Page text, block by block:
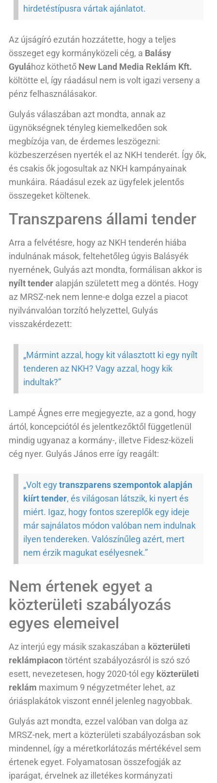
hirdetéstípusra vártak ajánlatot.
Az újságíró ezután hozzátette, hogy a teljes
összeget egy kormányközeli cég, a Balásy
Gyulához köthető New Land Media Reklám Kft.
költötte el, így ráadásul nem is volt igazi verseny a
pénz felhasználásakor.
Gulyás válaszában azt mondta, annak az
ügynökségnek tényleg kiemelkedően sok
megbízója van, de érdemes leszögezni:
közbeszerzésen nyerték el az NKH tenderét. Így ők,
és csakis ők jogosultak az NKH kampányainak
munkáira. Ráadásul ezek az ügyfelek jelentős
összegeket költenek.
Transzparens állami tender
Arra a felvétésre, hogy az NKH tenderén hiába
indulnának mások, feltehetőleg úgyis Balásyék
nyernének, Gulyás azt mondta, formálisan akkor is
nyílt tender alapján született meg a döntés. Hogy
az MRSZ-nek nem lenne-e dolga ezzel a piacot
nyilvánvalóan torzító helyzettel, Gulyás
visszakérdezett:
„Mármint azzal, hogy kit választott ki egy nyílt
tenderen az NKH? Vagy azzal, hogy kik
indultak?”
Lampé Ágnes erre megjegyezte, az a gond, hogy
ártól, koncepciótól és jelentkezőktől függetlenül
mindig ugyanaz a kormány-, illetve Fidesz-közeli
cég nyer. Gulyás János erre így reagált:
„Volt egytranszparens szempontok alapján
kiírt tender, és világosan látszik, ki nyert és
miért. Igaz, hogy fontos szereplők egy ideje
már sajnálatos módon valóban nem indulnak
ilyen tendereken. Valószínűleg azért, mert
nem érzik magukat esélyesnek.”
Nem értenek egyet a
közterületi szabályozás
egyes elemeivel
Az interjú egy másik szakaszában a közterületi
reklámpiacon történt szabályozásról is szó szó
esett, nevezetesen, hogy 2020-tól egy közterületi
reklám maximum 9 négyzetméter lehet, az
óriásplakátok viszont ennél jelenleg nagyobbak.
Gulyás azt mondta, ezzel valóban van dolga az
MRSZ-nek, mert a közterületi szabályozásban sok
mindennel, így a méretkorlátozás mértékével sem
értenek egyet. Folyamatosan összefogják az
iparágat, érvelnek az illetékes kormányzati